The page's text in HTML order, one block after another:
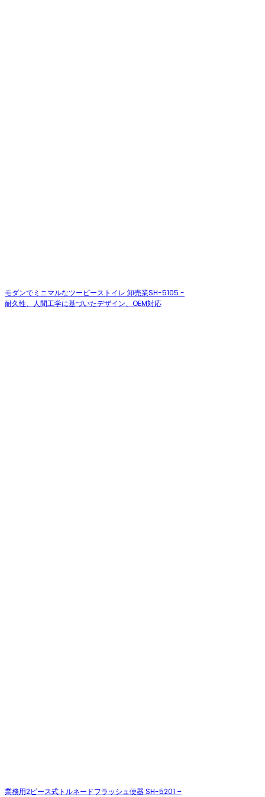
モダンでミニマルなツーピーストイレ 卸売業SH-5105 -
耐久性、人間工学に基づいたデザイン、OEM対応
業務用2ピース式トルネードフラッシュ便器 SH-5201 –